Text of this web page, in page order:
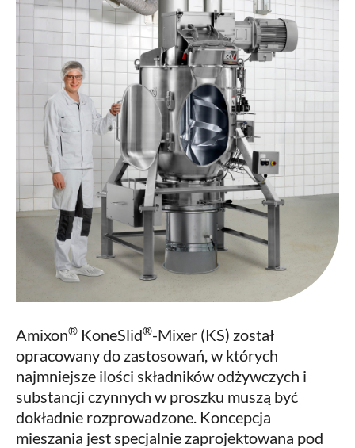
Amixon® KoneSlid®-Mixer (KS) został
opracowany do zastosowań, w których
najmniejsze ilości składników odżywczych i
substancji czynnych w proszku muszą być
dokładnie rozprowadzone. Koncepcja
mieszania jest specjalnie zaprojektowana pod